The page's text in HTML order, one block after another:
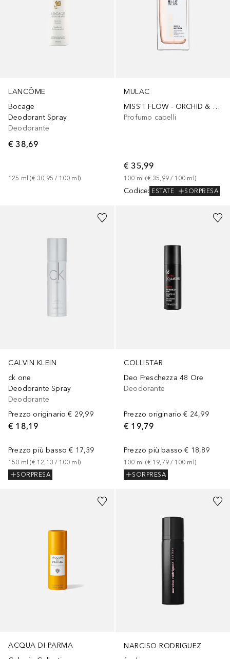
LANCÔME
Bocage
Deodorant Spray
Deodorante
€ 38,69
125 ml (€ 30,95 / 100 ml )
MULAC
MISS'T FLOW - ORCHID & WHITE MUSK - ESSENZA RISTRUTTURANTE PER CAPELLI
Profumo capelli
€ 35,99
100 ml (€ 35,99 / 100 ml )
Codice: ESTATE SORPRESA
CALVIN KLEIN
ck one
Deodorante Spray
Deodorante
Prezzo originario € 29,99
€ 18,19
Prezzo più basso € 17,39
150 ml (€ 12,13 / 100 ml)
SORPRESA
COLLISTAR
Deo Freschezza 48 Ore
Deodorante
Prezzo originario € 24,99
€ 19,79
Prezzo più basso € 18,89
100 ml (€ 19,79 / 100 ml)
SORPRESA
ACQUA DI PARMA
NARCISO RODRIGUEZ